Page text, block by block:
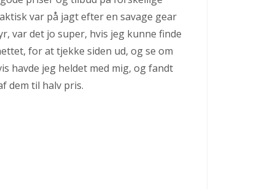
var på jagt efter en savage gear
var det jo super, hvis jeg kunne finde
for at tjekke siden ud, og se om
havde jeg heldet med mig, og fandt
dem til halv pris.